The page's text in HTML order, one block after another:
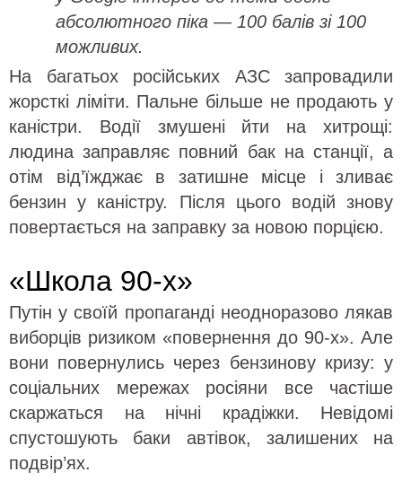
абсолютного піка — 100 балів зі 100
можливих.
На багатьох російських АЗС запровадили
жорсткі ліміти. Пальне більше не продають у
каністри. Водії змушені йти на хитрощі:
людина заправляє повний бак на станції, а
отім від’їжджає в затишне місце і зливає
бензин у каністру. Після цього водій знову
повертається на заправку за новою порцією.
«Школа 90-х»
Путін у своїй пропаганді неодноразово лякав
виборців ризиком «повернення до 90-х». Але
вони повернулись через бензинову кризу: у
соціальних мережах росіяни все частіше
скаржаться на нічні крадіжки. Невідомі
спустошують баки автівок, залишених на
подвір’ях.